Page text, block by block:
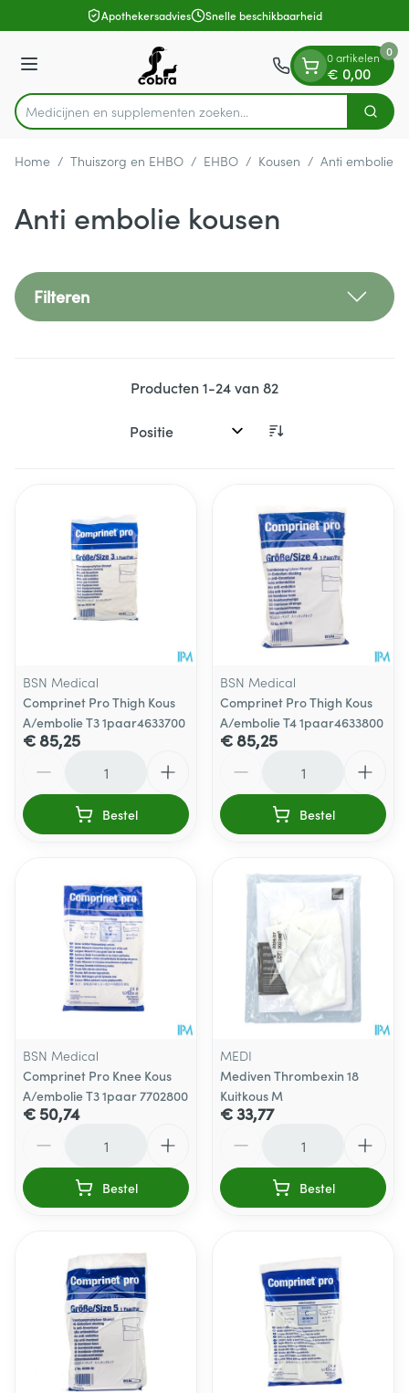
Ga naar de inhoudApothekersadvies Snelle beschikbaarheid
Menu
Product, merk, categorie...
Medicijnen en suppl Zoek
0 artikelen
€ 0,00
0
Home / Thuiszorg en EHBO / EHBO / Kousen / Anti embolie
Anti embolie kousen
Filteren
Producten1-24van82
Sorteer op:
BSN Medical
Comprinet Pro Thigh Kous
A/embolie T3 1paar4633700
€ 85,25
Bestel
BSN Medical
Comprinet Pro Thigh Kous
A/embolie T4 1paar4633800
€ 85,25
Bestel
BSN Medical
Comprinet Pro Knee Kous
A/embolie T3 1paar 7702800
€ 50,74
Bestel
MEDI
Mediven Thrombexin 18
Kuitkous M
€ 33,77
Bestel